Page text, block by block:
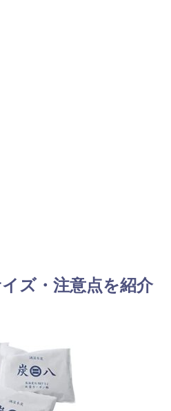
ズ・注意点を紹介